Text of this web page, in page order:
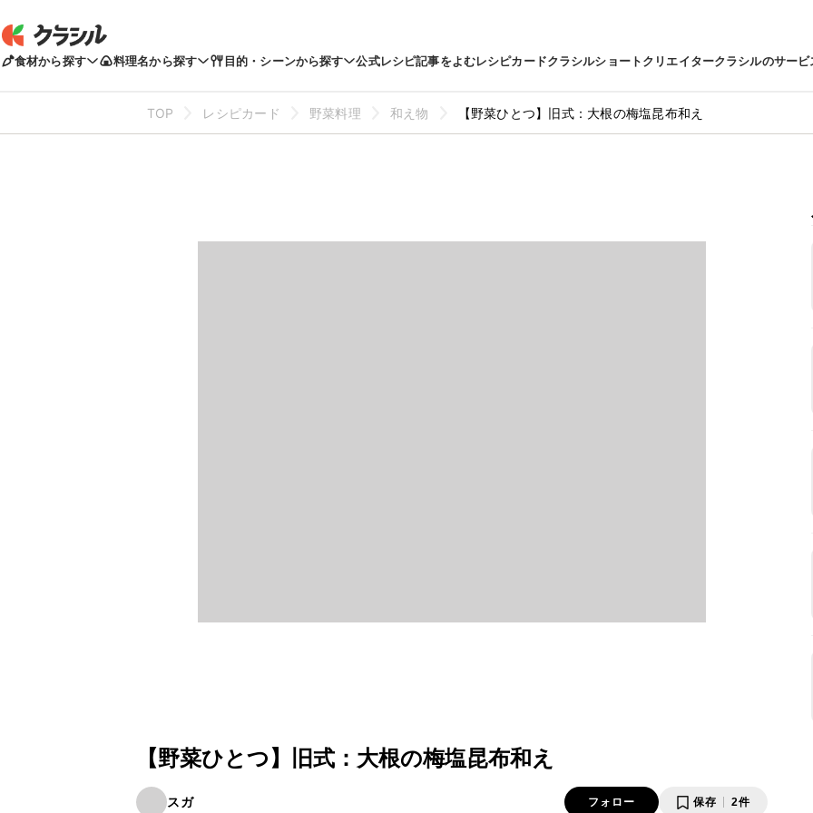
食材から探す 料理名から探す 目的・シーンから探す 公式レシピ記事をよむレシピカードクラシルショートクリエイタークラシルのサービ
TOP レシピカード 野菜料理 和え物 【野菜ひとつ】旧式：大根の梅塩昆布和え
【野菜ひとつ】旧式：大根の梅塩昆布和え
スガ フォロー 保存 2件